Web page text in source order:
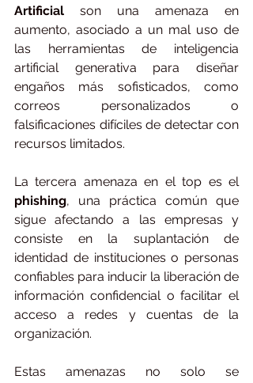
Artificial son una amenaza en
aumento, asociado a un mal uso de
las herramientas de inteligencia
artificial generativa para diseñar
engaños más sofisticados, como
correos personalizados o
falsificaciones difíciles de detectar con
recursos limitados.
phishing, una práctica común que
sigue afectando a las empresas y
consiste en la suplantación de
identidad de instituciones o personas
confiables para inducir la liberación de
información confidencial o facilitar el
acceso a redes y cuentas de la
organización.
Estas amenazas no solo se